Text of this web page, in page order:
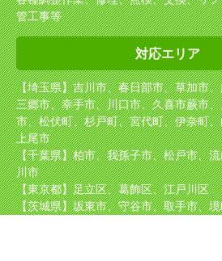
管工事等
対応エリア
【埼玉県】吉川市、春日部市、草加市
三郷市、幸手市、川口市、久喜市蕨市
市、松伏町、杉戸町、宮代町、伊奈町
上尾市
【千葉県】柏市、我孫子市、松戸市、
川市
【東京都】足立区、葛飾区、江戸川区
【茨城県】坂東市、守谷市、取手市、